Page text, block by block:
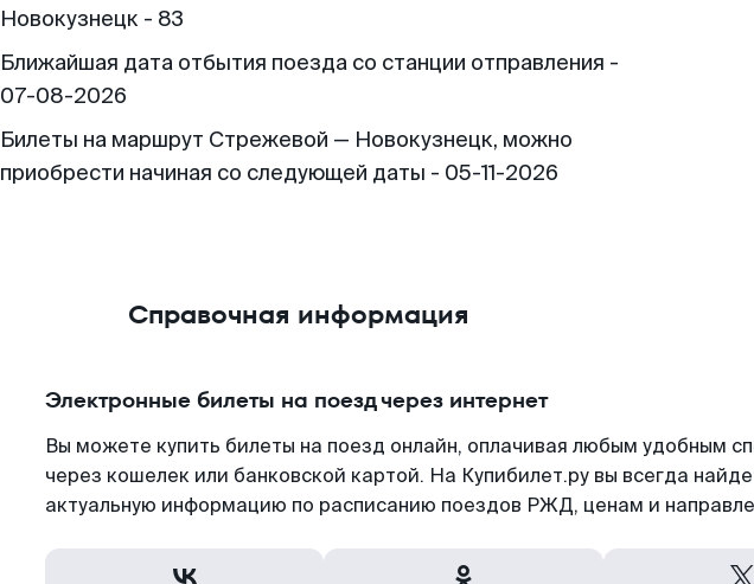
Новокузнецк - 83
Ближайшая дата отбытия поезда со станции отправления -
07-08-2026
Билеты на маршрут Стрежевой — Новокузнецк, можно
приобрести начиная со следующей даты - 05-11-2026
Справочная информация
Электронные билеты на поезд через интернет
Вы можете купить билеты на поезд онлайн, оплачивая любым удобным
через кошелек или банковской картой. На Купибилет.ру вы всегда
актуальную информацию по расписанию поездов РЖД, ценам и